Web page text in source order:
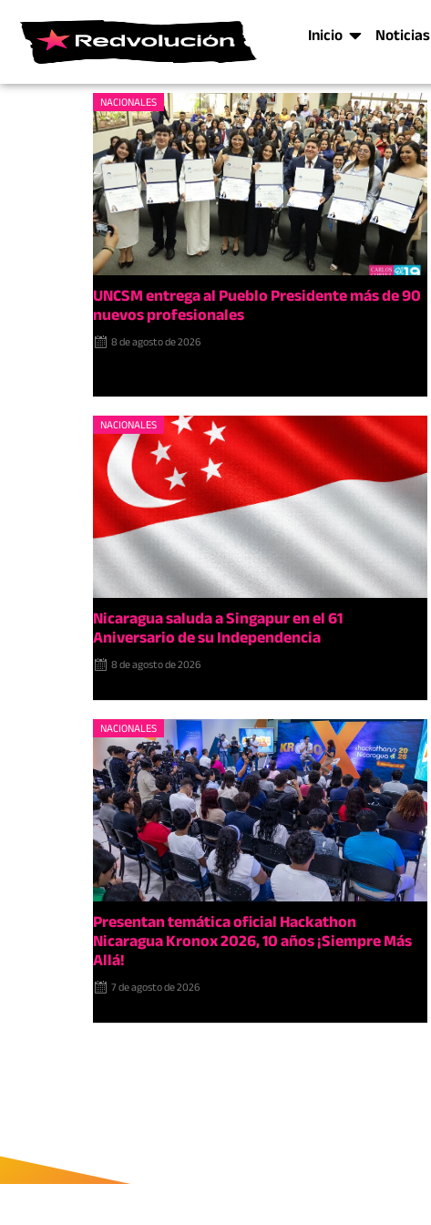
Inicio Noticias
NACIONALES
UNCSM entrega al Pueblo Presidente más de 90
nuevos profesionales
8 de agosto de 2026
NACIONALES
Nicaragua saluda a Singapur en el 61
Aniversario de su Independencia
8 de agosto de 2026
NACIONALES
Presentan temática oficial Hackathon
Nicaragua Kronox 2026, 10 años ¡Siempre Más
Allá!
7 de agosto de 2026